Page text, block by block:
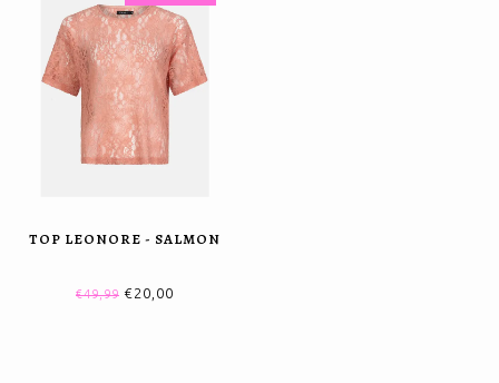
TOP LEONORE - SALMON
€49,99 €20,00